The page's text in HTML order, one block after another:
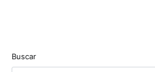
Buscar